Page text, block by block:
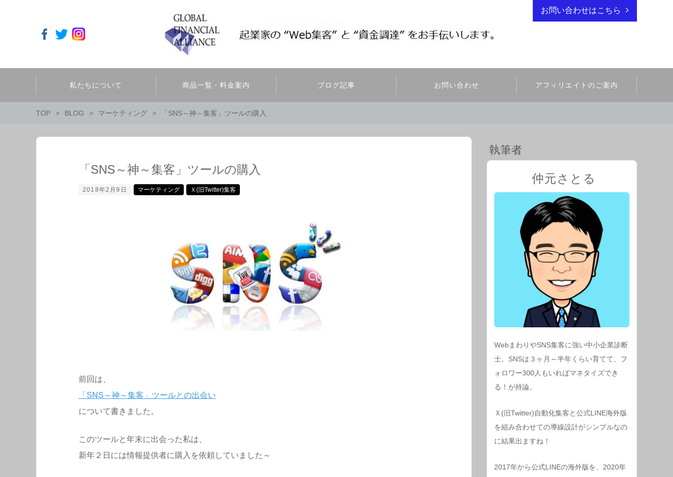
お問い合わせはこちら
私たちについて 商品一覧・料金案内 ブログ記事 お問い合わせ アフィリエイトのご案内
TOP BLOG マーケティング 「SNS～神～集客」ツールの購入
「SNS～神～集客」ツールの購入
2018年2月9日 マーケティング Ｘ(旧Twitter)集客
前回は、
「SNS～神～集客」ツールとの出会い
について書きました。
このツールと年末に出会った私は、
新年２日には情報提供者に購入を依頼していました～
執筆者
仲元さとる
WebまわりやSNS集客に強い中小企業診断
士。SNSは３ヶ月～半年くらい育てて、フ
ォロワー300人もいればマネタイズでき
る！が持論。
Ｘ(旧Twitter)自動化集客と公式LINE海外版
を組み合わせての導線設計がシンプルなの
に結果出ますね！
2017年から公式LINEの海外版を、2020年